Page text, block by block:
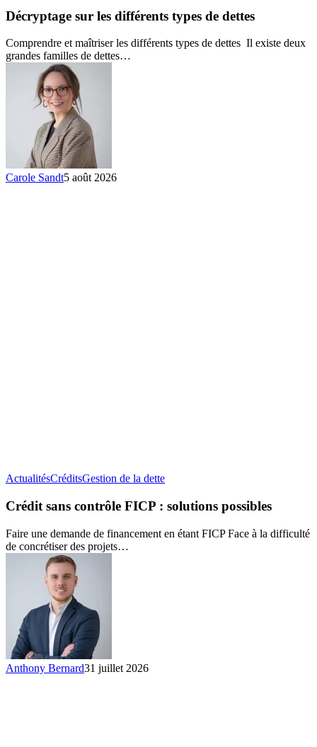
les
types
Décryptage sur les différents types de dettes
Comprendre et maîtriser les différents types de dettes Il existe deux
grandes familles de dettes…
Carole Sandt5 août 2026
ActualitésCréditsGestion de la detteCrédit
contrôle
solutions
Crédit sans contrôle FICP : solutions possibles
Faire une demande de financement en étant FICP Face à la difficulté
de concrétiser des projets…
Anthony Bernard31 juillet 2026